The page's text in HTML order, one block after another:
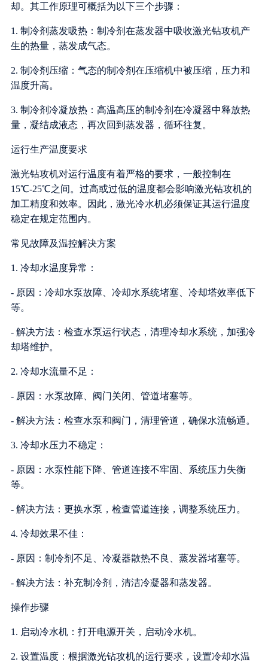
却。其工作原理可概括为以下三个步骤：
1. 制冷剂蒸发吸热：制冷剂在蒸发器中吸收激光钻攻机产
生的热量，蒸发成气态。
2. 制冷剂压缩：气态的制冷剂在压缩机中被压缩，压力和
温度升高。
3. 制冷剂冷凝放热：高温高压的制冷剂在冷凝器中释放热
量，凝结成液态，再次回到蒸发器，循环往复。
运行生产温度要求
激光钻攻机对运行温度有着严格的要求，一般控制在
15℃-25℃之间。过高或过低的温度都会影响激光钻攻机的
加工精度和效率。因此，激光冷水机必须保证其运行温度
稳定在规定范围内。
常见故障及温控解决方案
1. 冷却水温度异常：
- 原因：冷却水泵故障、冷却水系统堵塞、冷却塔效率低下
等。
- 解决方法：检查水泵运行状态，清理冷却水系统，加强冷
却塔维护。
2. 冷却水流量不足：
- 原因：水泵故障、阀门关闭、管道堵塞等。
- 解决方法：检查水泵和阀门，清理管道，确保水流畅通。
3. 冷却水压力不稳定：
- 原因：水泵性能下降、管道连接不牢固、系统压力失衡
等。
- 解决方法：更换水泵，检查管道连接，调整系统压力。
4. 冷却效果不佳：
- 原因：制冷剂不足、冷凝器散热不良、蒸发器堵塞等。
- 解决方法：补充制冷剂，清洁冷凝器和蒸发器。
操作步骤
1. 启动冷水机：打开电源开关，启动冷水机。
2. 设置温度：根据激光钻攻机的运行要求，设置冷却水温